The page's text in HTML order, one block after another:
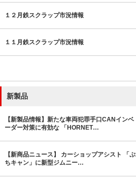
１２月鉄スクラップ市況情報
１１月鉄スクラップ市況情報
新製品
【新製品情報】新たな車両犯罪手口CANインベ
ーダー対策に有効な 「HORNET…
【新商品ニュース】 カーショップアシスト 「ぷ
ちキャン」に新型ジムニー…